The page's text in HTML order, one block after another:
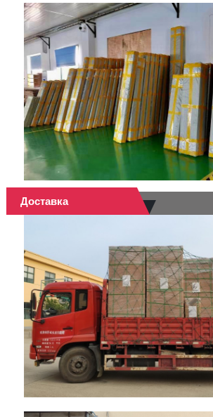
Доставка